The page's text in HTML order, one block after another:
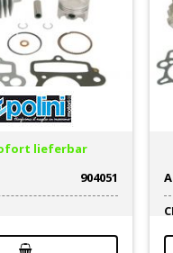
lieferbar
904051